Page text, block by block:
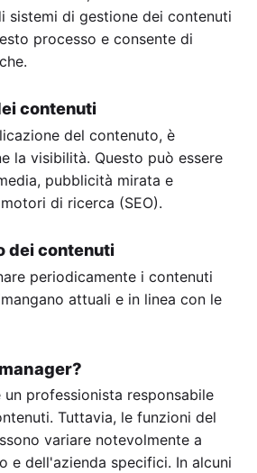
sistemi di gestione dei contenuti
processo e consente di
contenuti
del contenuto, è
la visibilità. Questo può essere
pubblicità mirata e
di ricerca (SEO).
dei contenuti
periodicamente i contenuti
attuali e in linea con le
professionista responsabile
Tuttavia, le funzioni del
variare notevolmente a
e dell'azienda specifici. In alcuni